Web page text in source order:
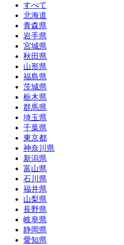
すべて
北海道
青森県
岩手県
宮城県
秋田県
山形県
福島県
茨城県
栃木県
群馬県
埼玉県
千葉県
東京都
神奈川県
新潟県
富山県
石川県
福井県
山梨県
長野県
岐阜県
静岡県
愛知県